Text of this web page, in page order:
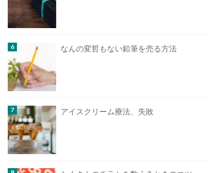
なんの変哲もない鉛筆を売る方法
アイスクリーム療法、失敗